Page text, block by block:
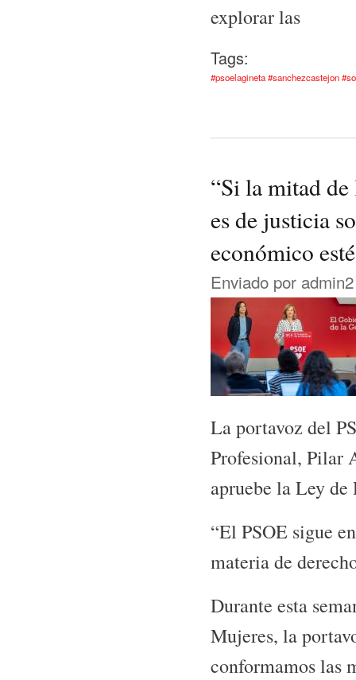
explorar las
Tags:
#psoelagineta #sanchezcastejon
“Si la mitad
es de justicia
económico
Enviado por admin2
La portavoz del
Profesional, Pilar
apruebe la Ley
“El PSOE sigue
materia de
Durante esta
Mujeres, la
conformamos las